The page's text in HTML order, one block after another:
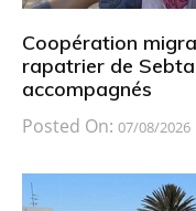
Coopération
rapatrier de
accompagnés
Posted On: 07/08/2026